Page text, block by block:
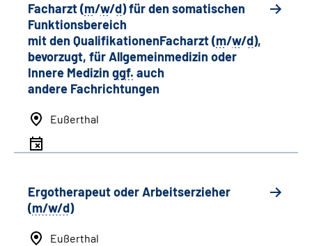
Facharzt (m/w/d) für den somatischen
Funktionsbereich
mit den QualifikationenFacharzt (m/w/d),
bevorzugt, für Allgemeinmedizin oder
Innere Medizin ggf. auch
andere Fachrichtungen
Eußerthal
Ergotherapeut oder Arbeitserzieher
(m/w/d)
Eußerthal